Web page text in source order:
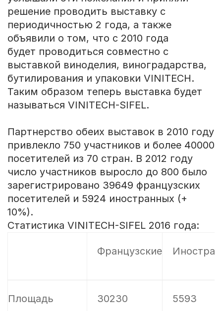
решение проводить выставку с
периодичностью 2 года, а также
объявили о том, что с 2010 года
будет проводиться совместно с
выставкой виноделия, виноградарства,
бутилирования и упаковки VINITECH.
Таким образом теперь выставка будет
называться VINITECH-SIFEL.
Партнерство обеих выставок в 2010 году
привлекло 750 участников и более 40000
посетителей из 70 стран. В 2012 году
число участников выросло до 800 было
зарегистрировано 39649 французских
посетителей и 5924 иностранных (+
10%).
Статистика VINITECH-SIFEL 2016 года:
Французские
Площадь 30230 5593